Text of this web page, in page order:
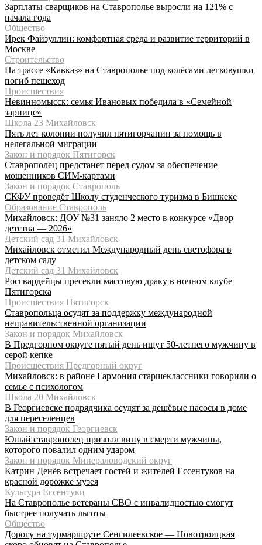
Зарплаты сварщиков на Ставрополье выросли на 121% с
начала года
Общество
Ирек Файзуллин: комфортная среда и развитие территорий в
Москве
Строительство
На трассе «Кавказ» на Ставрополье под колёсами легковушки
погиб пешеход
Происшествия
Невинномысск: семья Ивановых победила в «Семейной
зарнице»
Школа 23 Михайловск
Пять лет колонии получил пятигорчанин за помощь в
нелегальной миграции
Закон и порядок Пятигорск
Ставрополец предстанет перед судом за обеспечение
мошенников СИМ-картами
Закон и порядок Ставрополь
СКФУ проведёт Школу студенческого туризма в Бишкеке
Образование Ставрополь
Михайловск: ДОУ №31 заняло 2 место в конкурсе «Двор
детства — 2026»
Детский сад 31 Михайловск
Михайловск отметил Международный день светофора в
детском саду
Детский сад 31 Михайловск
Росгвардейцы пресекли массовую драку в ночном клубе
Пятигорска
Происшествия Пятигорск
Ставропольца осудят за поддержку международной
неправительственной организации
Закон и порядок Михайловск
В Предгорном округе пятый день ищут 50-летнего мужчину в
серой кепке
Происшествия Предгорный округ
Михайловск: в районе Гармония старшеклассники говорили о
семье с психологом
Школа 20 Михайловск
В Георгиевске подрядчика осудят за дешёвые насосы в доме
для переселенцев
Закон и порядок Георгиевск
Юный ставрополец признал вину в смерти мужчины,
которого повалил одним ударом
Закон и порядок Минераловодский округ
Катрин Денёв встречает гостей и жителей Ессентуков на
красной дорожке музея
Культура Ессентуки
На Ставрополье ветераны СВО с инвалидностью смогут
быстрее получать льготы
Общество
Дорогу на турмаршруте Сенгилеевское — Новотроицкая